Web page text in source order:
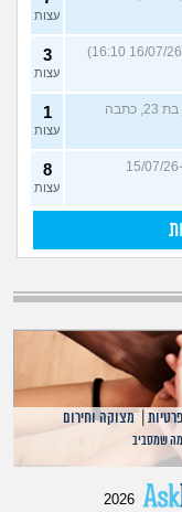
עצות
3
עצות
(מירי, בת 23, כתבה
1
עצות
(אנונימי, בן 28, כתב ב-15/07/26
8
עצות
פרטיות |מצוקה וחירום
שמסביב
2026